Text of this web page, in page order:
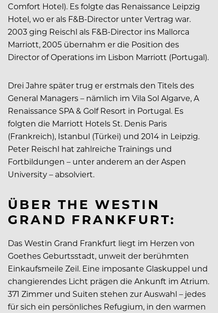
Comfort Hotel). Es folgte das Renaissance Leipzig
Hotel, wo er als F&B-Director unter Vertrag war.
2003 ging Reischl als F&B-Director ins Mallorca
Marriott, 2005 übernahm er die Position des
Director of Operations im Lisbon Marriott (Portugal).
Drei Jahre später trug er erstmals den Titels des
General Managers – nämlich im Vila Sol Algarve, A
Renaissance SPA & Golf Resort in Portugal. Es
folgten die Marriott Hotels St. Denis Paris
(Frankreich), Istanbul (Türkei) und 2014 in Leipzig.
Peter Reischl hat zahlreiche Trainings und
Fortbildungen – unter anderem an der Aspen
University – absolviert.
ÜBER THE WESTIN
GRAND FRANKFURT:
Das Westin Grand Frankfurt liegt im Herzen von
Goethes Geburtsstadt, unweit der berühmten
Einkaufsmeile Zeil. Eine imposante Glaskuppel und
changierendes Licht prägen die Ankunft im Atrium.
371 Zimmer und Suiten stehen zur Auswahl – jedes
für sich ein persönliches Refugium, in den warmen